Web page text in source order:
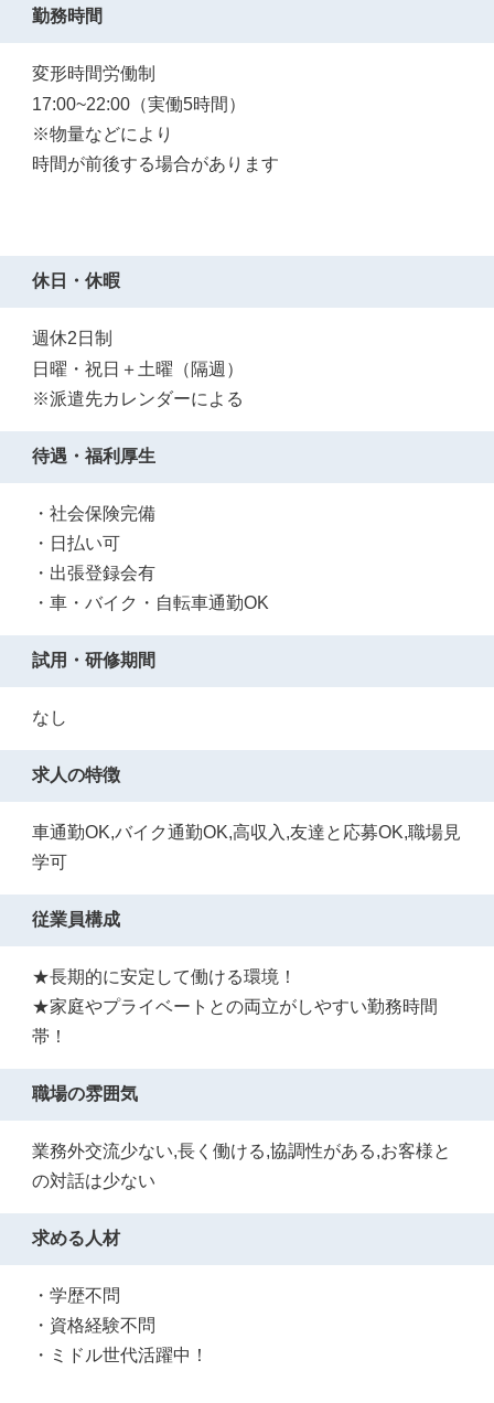
勤務時間
変形時間労働制
17:00~22:00（実働5時間）
※物量などにより
時間が前後する場合があります
休日・休暇
週休2日制
日曜・祝日＋土曜（隔週）
※派遣先カレンダーによる
待遇・福利厚生
・社会保険完備
・日払い可
・出張登録会有
・車・バイク・自転車通勤OK
試用・研修期間
なし
求人の特徴
車通勤OK,バイク通勤OK,高収入,友達と応募OK,職場見
学可
従業員構成
★長期的に安定して働ける環境！
★家庭やプライベートとの両立がしやすい勤務時間
帯！
職場の雰囲気
業務外交流少ない,長く働ける,協調性がある,お客様と
の対話は少ない
求める人材
・学歴不問
・資格経験不問
・ミドル世代活躍中！